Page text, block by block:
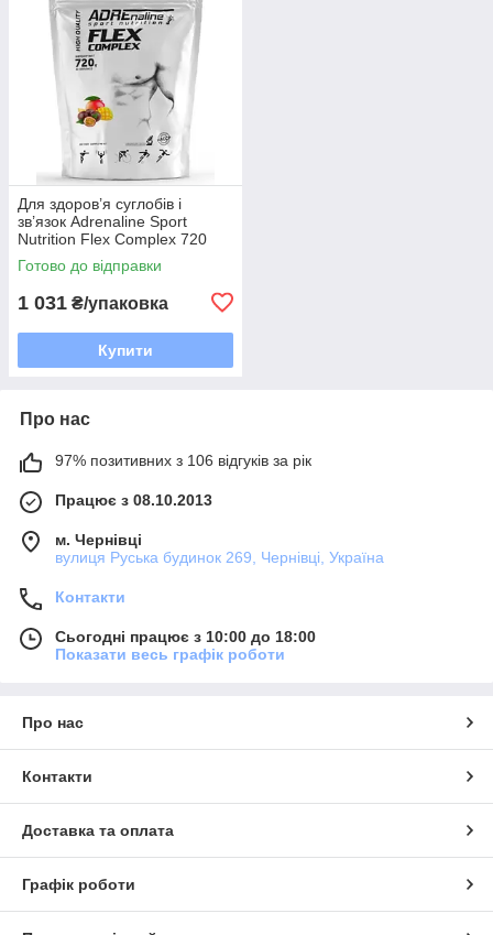
Для здоров’я суглобів і
зв’язок Adrenaline Sport
Nutrition Flex Complex 720
грам Смак: манго-маракуя
Готово до відправки
1 031 ₴/упаковка
Купити
Про нас
97% позитивних з 106 відгуків за рік
Працює з 08.10.2013
м. Чернівці
вулиця Руська будинок 269, Чернівці, Україна
Контакти
Сьогодні працює з 10:00 до 18:00
Показати весь графік роботи
Про нас
Контакти
Доставка та оплата
Графік роботи